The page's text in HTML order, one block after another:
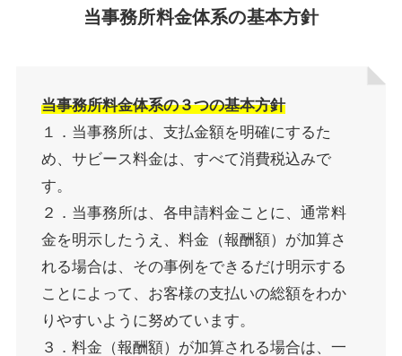
当事務所料金体系の基本方針
当事務所料金体系の３つの基本方針
１．当事務所は、支払金額を明確にするた
め、サビース料金は、すべて消費税込みで
す。
２．当事務所は、各申請料金ことに、通常料
金を明示したうえ、料金（報酬額）が加算さ
れる場合は、その事例をできるだけ明示する
ことによって、お客様の支払いの総額をわか
りやすいように努めています。
３．料金（報酬額）が加算される場合は、一